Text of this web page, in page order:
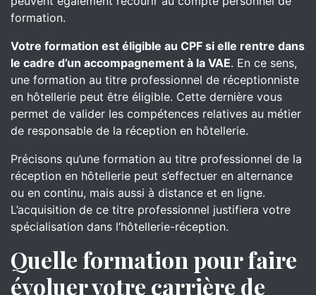
formation.
Votre formation est éligible au CPF si elle rentre dans
le cadre d’un accompagnement à la VAE. En ce sens,
une formation au titre professionnel de réceptionniste
en hôtellerie peut être éligible. Cette dernière vous
permet de valider les compétences relatives au métier
de responsable de la réception en hôtellerie.
Précisons qu’une formation au titre professionnel de la
réception en hôtellerie peut s’effectuer en alternance
ou en continu, mais aussi à distance et en ligne.
L’acquisition de ce titre professionnel justifiera votre
spécialisation dans l’hôtellerie-réception.
Quelle formation pour faire
évoluer votre carrière de